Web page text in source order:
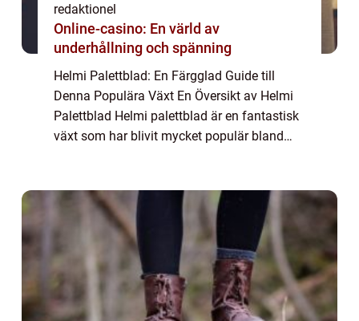
redaktionel
Online-casino: En värld av
underhållning och spänning
Helmi Palettblad: En Färgglad Guide till
Denna Populära Växt En Översikt av Helmi
Palettblad Helmi palettblad är en fantastisk
växt som har blivit mycket populär bland
växt, även känd som ...